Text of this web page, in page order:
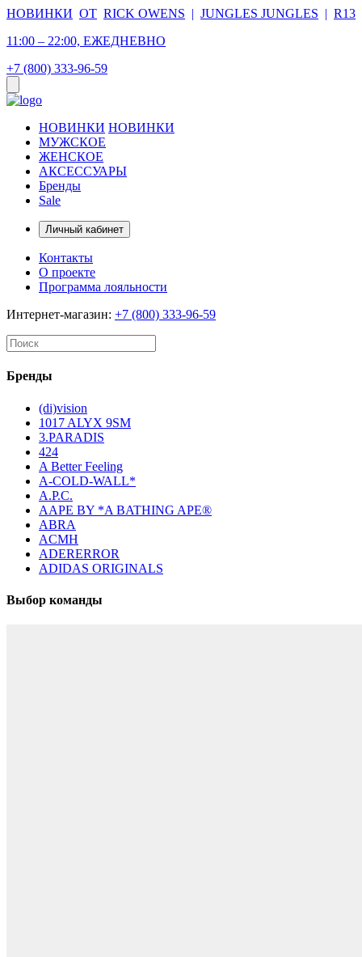
НОВИНКИ ОТ RICK OWENS | JUNGLES JUNGLES | R13
11:00 – 22:00, ЕЖЕДНЕВНО
+7 (800) 333-96-59
НОВИНКИ НОВИНКИ
МУЖСКОЕ
ЖЕНСКОЕ
АКСЕССУАРЫ
Бренды
Sale
Личный кабинет
Контакты
О проекте
Программа лояльности
Интернет-магазин: +7 (800) 333-96-59
Бренды
(di)vision
1017 ALYX 9SM
3.PARADIS
424
A Better Feeling
A-COLD-WALL*
A.P.C.
AAPE BY *A BATHING APE®
ABRA
ACMH
ADERERROR
ADIDAS ORIGINALS
Выбор команды